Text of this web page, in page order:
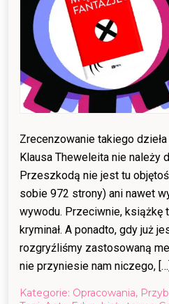
Zrecenzowanie takiego
Klausa Theweleita nie należy
Przeszkodą nie jest tu
sobie 972 strony) ani nawet
wywodu. Przeciwnie, książkę
kryminał. A ponadto, gdy już
rozgryźliśmy zastosowaną
nie przyniesie nam niczego, […]
Kategorie: Opracowania,